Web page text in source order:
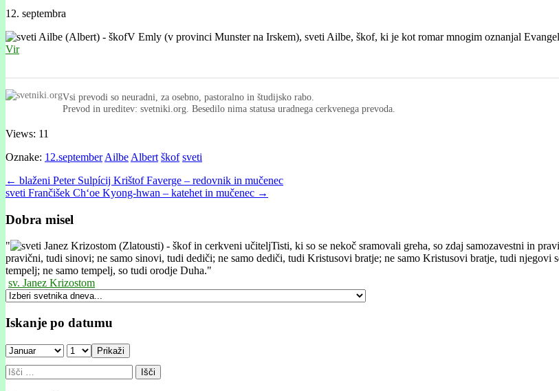
12. septembra
V Emly (v provinci Munster na Irskem), sveti Ailbe, škof, ki je kot romar mnogim oznanjal
Vir
Vsi prevodi so neuradni, za osebno, pastoralno in študijsko rabo.
Prevod in ureditev: svetniki.org. Besedilo nima statusa uradnega cerkvenega prevoda.
Views: 11
Oznake: 12.september Ailbe Albert škof sveti
Post
navigation
← blaženi Peter Sulpícij Krištof Faverge – redovnik in mučenec
sveti Frančišek Ch‘oe Kyong-hwan – katehet in mučenec →
Dobra misel
"
Tisti, ki so se nekoč sramovali greha, so zdaj samozavestni in
pravični, tudi sinovi; ne samo sinovi, tudi dediči; ne samo dediči, tudi Kristusovi bratje; ne samo Kristusovi bratje, tudi
tempelj; ne samo tempelj, so tudi orodje Duha."
sv. Janez Krizostom
Iskanje po datumu
Prikaži
Išči: